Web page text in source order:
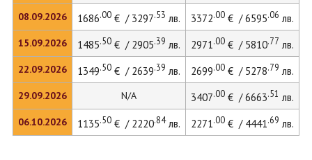
08.09.2026
15.09.2026
22.09.2026
29.09.2026
06.10.2026
1686.00€ / 3297.53 лв. 3372.00€ / 6595.06 лв.
1485.50€ / 2905.39 лв. 2971.00€ / 5810.77 лв.
1349.50€ / 2639.39 лв. 2699.00€ / 5278.79 лв.
N/A 3407.00€ / 6663.51 лв.
1135.50€ / 2220.84лв. 2271.00€ / 4441.69 лв.